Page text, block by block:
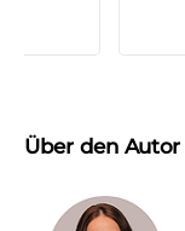
Über den Autor